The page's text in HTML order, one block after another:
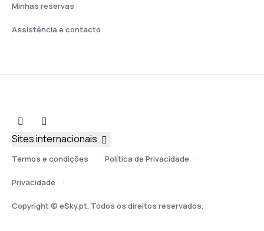
Minhas reservas
Assistência e contacto
Termos e condições Política de Privacidade
Privacidade
Copyright © eSky.pt. Todos os direitos reservados.
Sites internacionais